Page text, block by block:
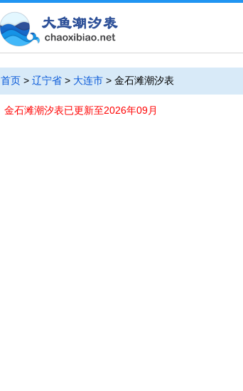
首页 > 辽宁省 > 大连市 > 金石滩潮汐表
金石滩潮汐表已更新至2026年09月